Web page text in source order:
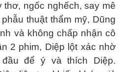
thơ, ngốc nghếch, say mê
thuật thẩm mỹ, Dũng
và không chấp nhận cô
2 phim, Diệp lột xác nhờ
để ý và thích Diệp.